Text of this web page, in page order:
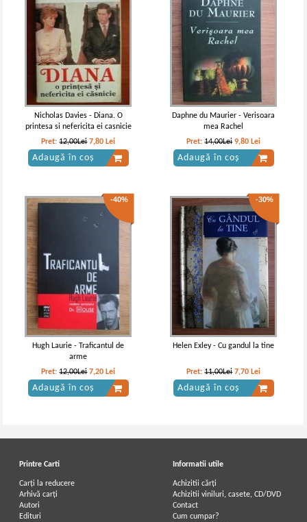
Nicholas Davies - Diana. O
printesa si nefericita ei casnicie
Pret:12,00Lei 7,80 Lei
Adaugă în coș
Daphne du Maurier - Verisoara
mea Rachel
Pret:14,00Lei 9,80 Lei
Adaugă în coș
-40%
Hugh Laurie - Traficantul de
arme
Pret:12,00Lei 7,20 Lei
Adaugă în coș
-30%
Helen Exley - Cu gandul la tine
Pret:11,00Lei 7,70 Lei
Adaugă în coș
Printre Carti
Carți la reducere
Arhivă carți
Autori
Edituri
Informatii utile
Achizitii cărți
Achizitii viniluri, casete, CD/DVD
Contact
Cum cumpar?